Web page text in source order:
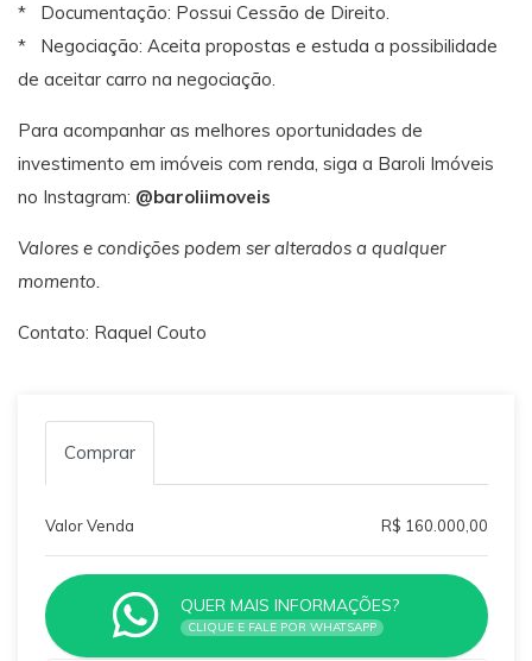
* Documentação: Possui Cessão de Direito.
* Negociação: Aceita propostas e estuda a possibilidade
de aceitar carro na negociação.
Para acompanhar as melhores oportunidades de
investimento em imóveis com renda, siga a Baroli Imóveis
no Instagram: @baroliimoveis
Valores e condições podem ser alterados a qualquer
momento.
Contato: Raquel Couto
Comprar
Valor Venda R$ 160.000,00
QUER MAIS INFORMAÇÕES?
CLIQUE E FALE POR WHATSAPP